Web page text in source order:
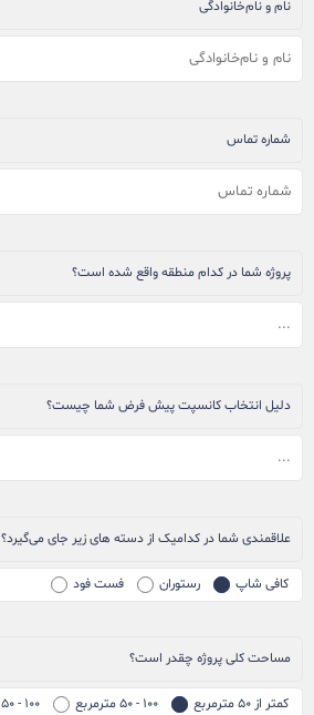
نام و نام‌خانوادگی
شماره تماس
پروژه شما در کدام منطقه واقع شده است؟
دلیل انتخاب کانسپت پیش فرض شما چیست؟
علاقمندی شما در کدامیک از دسته های زیر جای می‌گیرد؟
کافی شاپ رستوران فست فود
مساحت کلی پروژه چقدر است؟
کمتر از ۵۰ مترمربع ۱۰۰ - ۵۰ مترمربع
۱۰۰ - ۱۵۰ مترمربع